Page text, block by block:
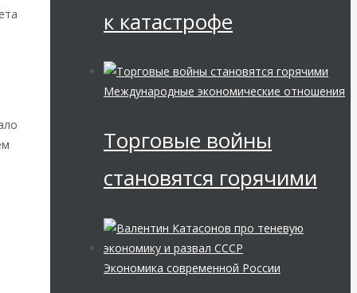
к катастрофе
Международные экономические отношения
Торговые войны
становятся горячими
Экономика современной России